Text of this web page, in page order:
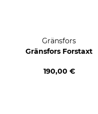
Gränsfors
Gränsfors Forstaxt
190,00 €